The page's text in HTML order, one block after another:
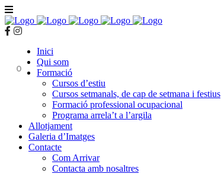
0
Inici
Qui som
Formació
Cursos d’estiu
Cursos setmanals, de cap de setmana i festius
Formació professional ocupacional
Programa arrela’t a l’argila
Allotjament
Galeria d’Imatges
Contacte
Com Arrivar
Contacta amb nosaltres